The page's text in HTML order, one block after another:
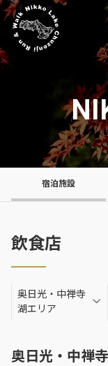
宿泊施設
飲食店
奥日光・中禅寺
湖エリア
奥日光・中禅